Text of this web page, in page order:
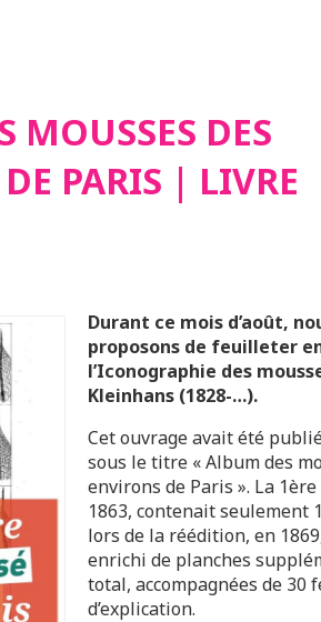
MOUSSES DES
PARIS | LIVRE
Durant ce mois d’août,
proposons de feuilleter
l’Iconographie des
Kleinhans (1828-…).
Cet ouvrage avait été
sous le titre « Album des
environs de Paris ». La
1863, contenait seulement
lors de la réédition, en
enrichi de planches
total, accompagnées de 30
d’explication.